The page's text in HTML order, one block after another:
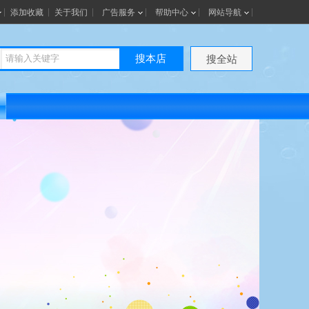
添加收藏 关于我们 广告服务 帮助中心 网站导航
搜本店 搜全站